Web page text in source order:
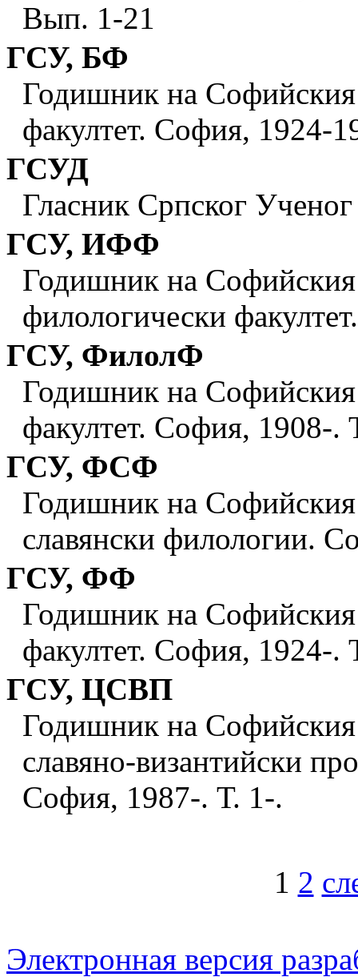
Вып. 1-21
ГСУ, БФ
Годишник на Софийския
факултет. София, 1924-
ГСУД
Гласник Српског
ГСУ, ИФФ
Годишник на Софийския
филологически
ГСУ, ФилолФ
Годишник на
факултет. София, 1908-.
ГСУ, ФСФ
Годишник на Софийския
славянски филологии.
ГСУ, ФФ
Годишник на Софийския
факултет. София, 1924-.
ГСУ, ЦСВП
Годишник на Софийския
славяно-византийски
София, 1987-. Т. 1-.
1 2
Электронная версия